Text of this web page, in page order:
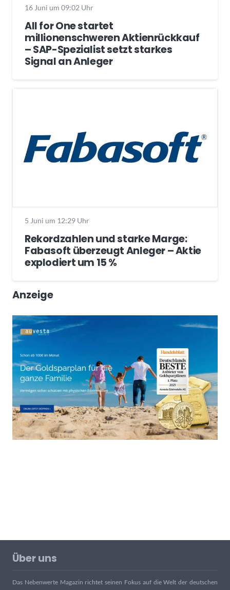
16 Juni um 09:02 Uhr
All for One startet
millionenschweren Aktienrückkauf
– SAP-Spezialist setzt starkes
Signal an Anleger
5 Juni um 12:29 Uhr
Rekordzahlen und starke Marge:
Fabasoft überzeugt Anleger – Aktie
explodiert um 15 %
Anzeige
Über uns
Das Nebenwerte Magazin richtet seinen Fokus auf die Welt der deutschen